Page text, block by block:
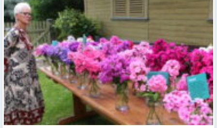
Garšaugu dārzā trīs dienas apskatāma izstāde “Vasaras ziedi
pilsētai svētkos”